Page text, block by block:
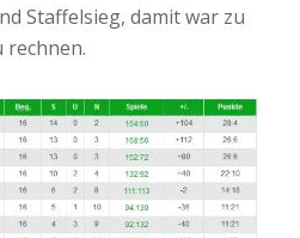
Staffelsieg, damit war zu
rechnen.